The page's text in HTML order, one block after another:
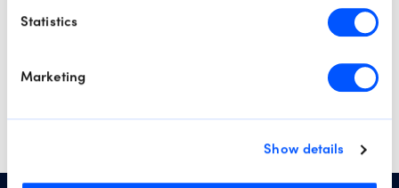
Statistics
Marketing
Show details